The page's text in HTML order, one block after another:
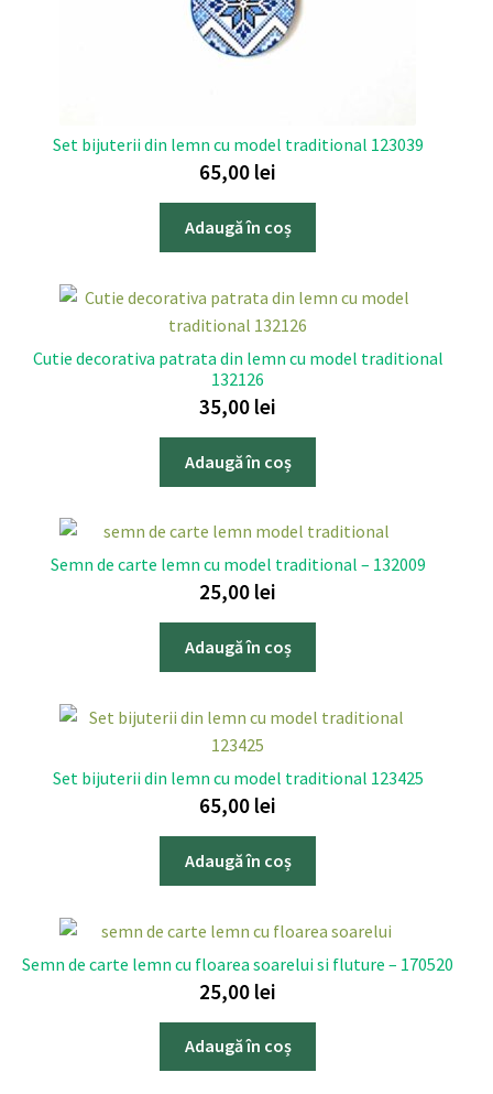
Set bijuterii din lemn cu model traditional 123039
65,00 lei
Adaugă în coș
Cutie decorativa patrata din lemn cu model traditional
132126
35,00 lei
Adaugă în coș
Semn de carte lemn cu model traditional – 132009
25,00 lei
Adaugă în coș
Set bijuterii din lemn cu model traditional 123425
65,00 lei
Adaugă în coș
Semn de carte lemn cu floarea soarelui si fluture – 170520
25,00 lei
Adaugă în coș